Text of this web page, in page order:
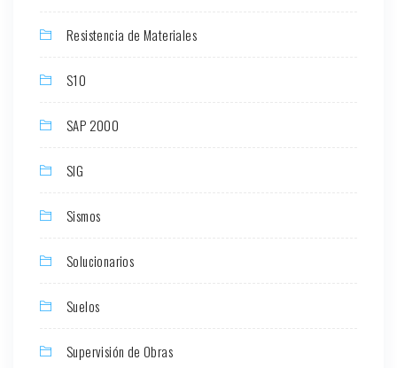
Resistencia de Materiales
S10
SAP 2000
SIG
Sismos
Solucionarios
Suelos
Supervisión de Obras